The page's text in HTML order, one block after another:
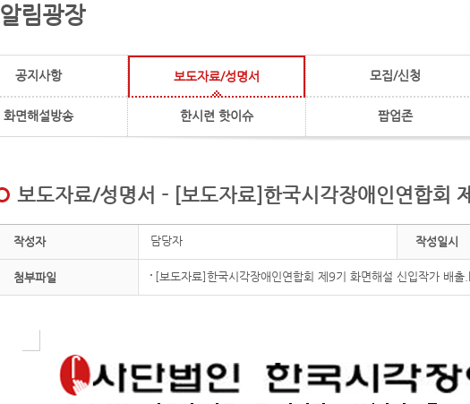
알림광장
공지사항 보도자료/성명서 모집/신청
화면해설방송 한시련 핫이슈 팝업존
보도자료/성명서 - [보도자료]한국시각장애인연합회
작성자 담당자 작성일시
첨부파일 [보도자료]한국시각장애인연합회 제9기 화면해설 신입작가 배